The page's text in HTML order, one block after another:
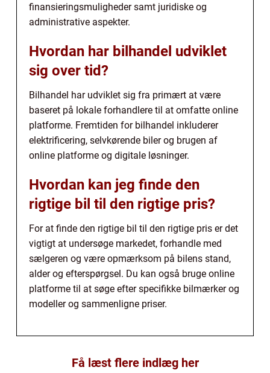
finansieringsmuligheder samt juridiske og
administrative aspekter.
Hvordan har bilhandel udviklet
sig over tid?
Bilhandel har udviklet sig fra primært at være
baseret på lokale forhandlere til at omfatte online
platforme. Fremtiden for bilhandel inkluderer
elektrificering, selvkørende biler og brugen af
online platforme og digitale løsninger.
Hvordan kan jeg finde den
rigtige bil til den rigtige pris?
For at finde den rigtige bil til den rigtige pris er det
vigtigt at undersøge markedet, forhandle med
sælgeren og være opmærksom på bilens stand,
alder og efterspørgsel. Du kan også bruge online
platforme til at søge efter specifikke bilmærker og
modeller og sammenligne priser.
Få læst flere indlæg her